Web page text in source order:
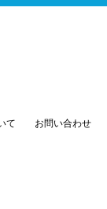
て お問い合わせ